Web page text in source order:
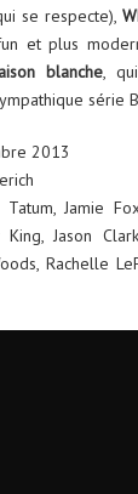
se respecte),
et plus
blanche ,
série
2013
Jamie
Jason
Rachelle